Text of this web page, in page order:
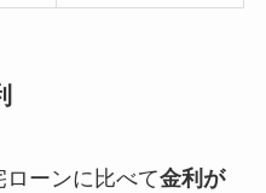
ーンに比べて金利が